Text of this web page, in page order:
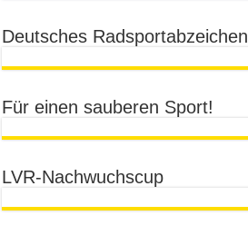
Deutsches Radsportabzeichen
Für einen sauberen Sport!
LVR-Nachwuchscup